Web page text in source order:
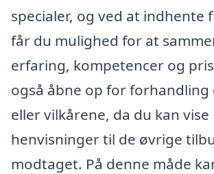
specialer, og ved at indhente
får du mulighed for at
erfaring, kompetencer og
også åbne op for forhandling
eller vilkårene, da du kan vise
henvisninger til de øvrige
modtaget. På denne måde